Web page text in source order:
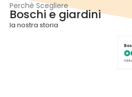
Perchè Scegliere
Boschi e giardini
la nostra storia
4.88